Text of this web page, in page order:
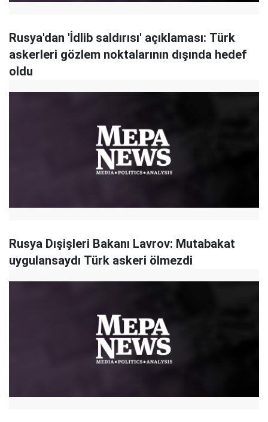
Rusya'dan 'İdlib saldırısı' açıklaması: Türk
askerleri gözlem noktalarının dışında hedef
oldu
Rusya Dışişleri Bakanı Lavrov: Mutabakat
uygulansaydı Türk askeri ölmezdi